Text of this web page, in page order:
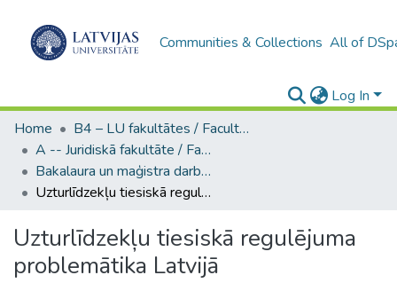
Communities & Collections All of
Log In
Home
B4 – LU fakultātes / Faculties of the UL
A -- Juridiskā fakultāte / Faculty of Law
Bakalaura un maģistra darbi (JF) / Bachelor's and Master's theses
Uzturlīdzekļu tiesiskā regulējuma problemātika Latvijā
Uzturlīdzekļu tiesiskā regulējuma
problemātika Latvijā